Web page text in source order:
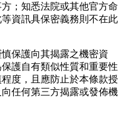
；知悉法院或其他官方命
資訊具保密義務則不在此
保護向其揭露之機密資
護自有類似性質和重要性
度，且應防止於本條款授
任何第三方揭露或發佈機